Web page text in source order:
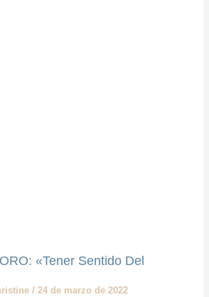
«Tener Sentido Del
/24 de marzo de 2022